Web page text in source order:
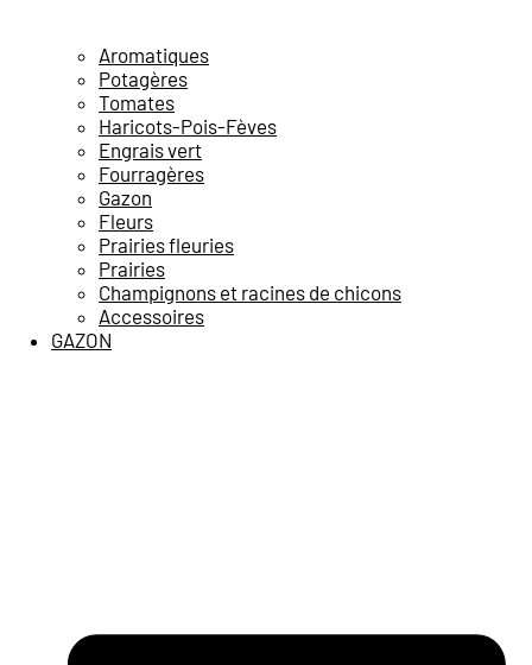
Aromatiques
Potagères
Tomates
Haricots-Pois-Fèves
Engrais vert
Fourragères
Gazon
Fleurs
Prairies fleuries
Prairies
Champignons et racines de chicons
Accessoires
GAZON